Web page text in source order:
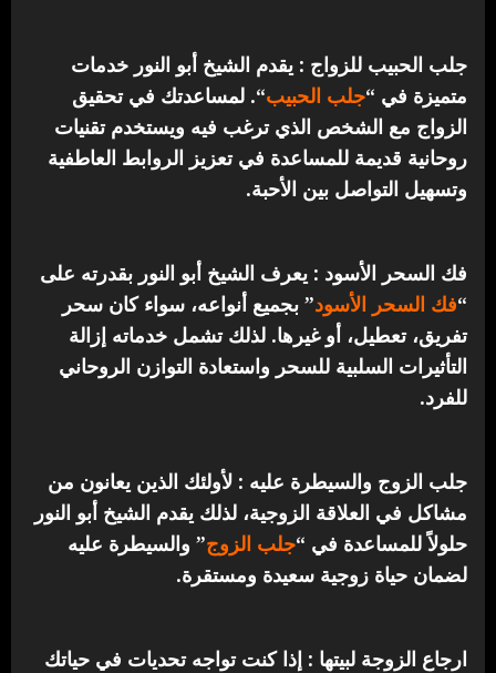
جلب الحبيب للزواج : يقدم الشيخ أبو النور خدمات
متميزة في “جلب الحبيب“. لمساعدتك في تحقيق
الزواج مع الشخص الذي ترغب فيه ويستخدم تقنيات
روحانية قديمة للمساعدة في تعزيز الروابط العاطفية
وتسهيل التواصل بين الأحبة.
فك السحر الأسود : يعرف الشيخ أبو النور بقدرته على
“فك السحر الأسود” بجميع أنواعه، سواء كان سحر
تفريق، تعطيل، أو غيرها. لذلك تشمل خدماته إزالة
التأثيرات السلبية للسحر واستعادة التوازن الروحاني
للفرد.
جلب الزوج والسيطرة عليه : لأولئك الذين يعانون من
مشاكل في العلاقة الزوجية، لذلك يقدم الشيخ أبو النور
حلولاً للمساعدة في “جلب الزوج” والسيطرة عليه
لضمان حياة زوجية سعيدة ومستقرة.
ارجاع الزوجة لبيتها : إذا كنت تواجه تحديات في حياتك